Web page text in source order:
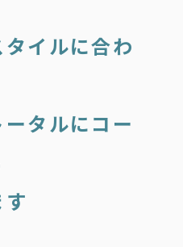
イルに合わ
タルにコー